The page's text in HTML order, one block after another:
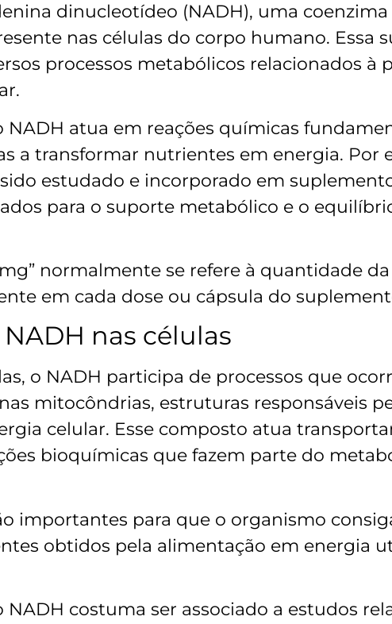
dinucleotídeo (NADH), uma coenzima
nas células do corpo humano. Essa
processos metabólicos relacionados à
NADH atua em reações químicas
a transformar nutrientes em energia. Por
estudado e incorporado em
para o suporte metabólico e o
normalmente se refere à quantidade da
em cada dose ou cápsula do
nas células
o NADH participa de processos que
mitocôndrias, estruturas responsáveis
celular. Esse composto atua
bioquímicas que fazem parte do
importantes para que o organismo
obtidos pela alimentação em energia
NADH costuma ser associado a estudos